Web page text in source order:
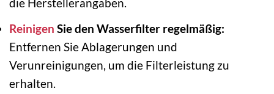
die Herstellerangaben.
Reinigen Sie den Wasserfilter regelmäßig:
Entfernen Sie Ablagerungen und
Verunreinigungen, um die Filterleistung zu
erhalten.